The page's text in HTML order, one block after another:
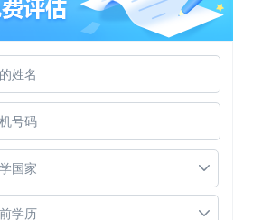
西亚满家乐国际学校
国家
学历